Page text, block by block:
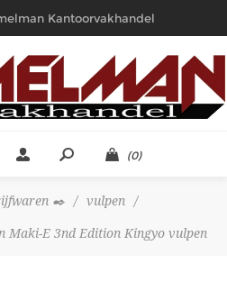
Kantoorvakhandel
(0)
✒️ / vulpen /
Maki-E 3nd Edition Kingyo vulpen